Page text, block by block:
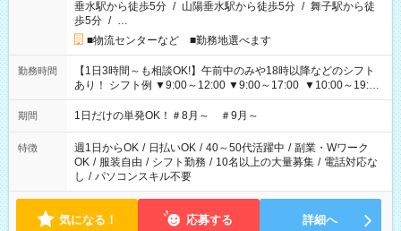
垂水駅から徒歩5分 / 山陽垂水駅から徒歩5分 / 舞子駅から徒
歩5分 / …
■物流センターなど ■勤務地選べます
勤務時間
【1日3時間～も相談OK!】午前中のみや18時以降などのシフト
あり！ シフト例 ▼9:00～12:00 ▼9:00～17:00 ▼10:00～19:00
▼18:00～21:00
期間 1日だけの単発OK！＃8月～ ＃9月～
特徴 週1日からOK / 日払いOK / 40～50代活躍中 / 副業・Wワーク
OK / 服装自由 / シフト勤務 / 10名以上の大量募集 / 電話対応な
し / パソコンスキル不要
気になる！ 応募する 詳細へ